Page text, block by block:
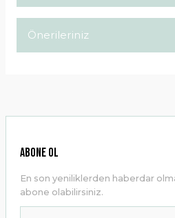
Önerileriniz
Ürün resmi kalitesiz, bozuk veya
Ürün bilgilerinde hatalar bulunuyor.
Ürün fiyatı diğer sitelerden daha
ABONE OL
En son yeniliklerden haberdar
abone olabilirsiniz.